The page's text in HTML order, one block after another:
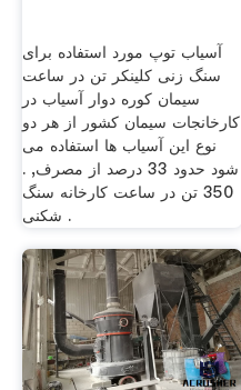
آسیاب توپ مورد استفاده برای
سنگ زنی کلینکر تن در ساعت
سیمان کوره دوار آسیاب در
کارخانجات سیمان کشور از هر دو
نوع این آسیاب ها استفاده می
شود حدود 33 درصد از مصرف, .
350 تن در ساعت کارخانه سنگ
شکنی .